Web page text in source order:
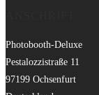
Photobooth-Deluxe
Pestalozzistraße 11
97199 Ochsenfurt